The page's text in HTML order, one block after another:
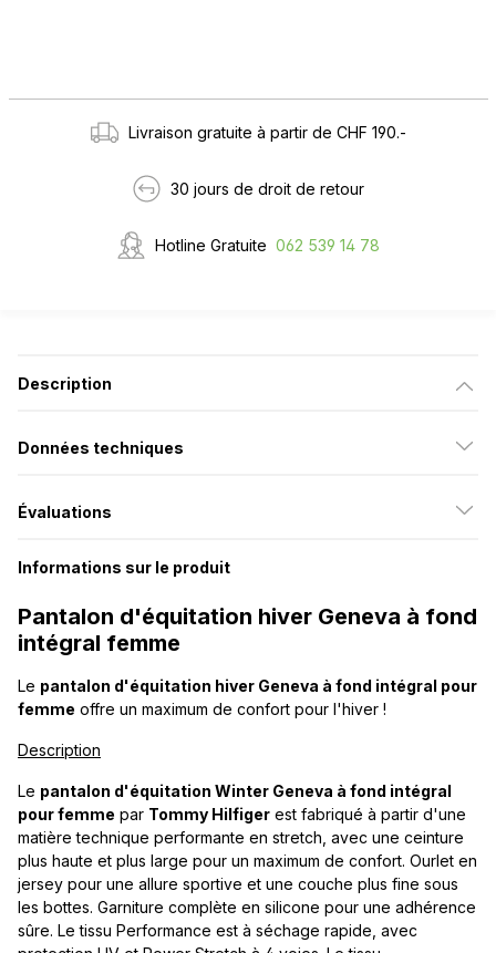
Livraison gratuite à partir de CHF 190.-
30 jours de droit de retour
Hotline Gratuite 062 539 14 78
Description
Données techniques
Évaluations
Informations sur le produit
Pantalon d'équitation hiver Geneva à fond
intégral femme
Le pantalon d'équitation hiver Geneva à fond intégral pour
femme offre un maximum de confort pour l'hiver !
Description
Le pantalon d'équitation Winter Geneva à fond intégral
pour femme par Tommy Hilfiger est fabriqué à partir d'une
matière technique performante en stretch, avec une ceinture
plus haute et plus large pour un maximum de confort. Ourlet en
jersey pour une allure sportive et une couche plus fine sous
les bottes. Garniture complète en silicone pour une adhérence
sûre. Le tissu Performance est à séchage rapide, avec